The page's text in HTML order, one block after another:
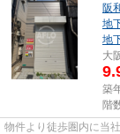
阪
地
地
大
築
階
物件より徒歩圏内に当